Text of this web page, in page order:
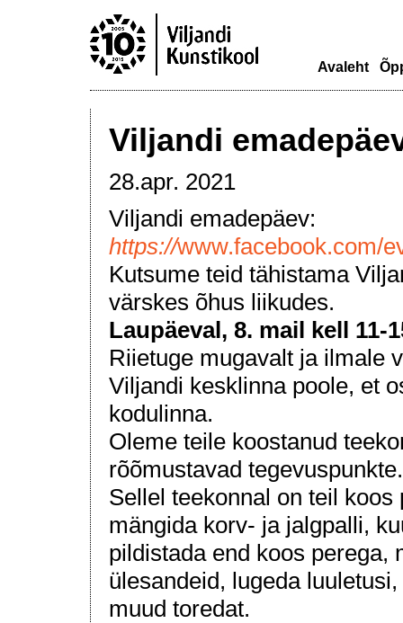
Avaleht
Viljandi
28.apr. 2021
Viljandi emadepäev:
https://www.facebook.com/
Kutsume teid tähistama
värskes õhus liikudes.
Laupäeval, 8. mail kell 11-
Riietuge mugavalt ja ilmale
Viljandi kesklinna poole, et
kodulinna.
Oleme teile koostanud
rõõmustavad tegevuspunkte.
Sellel teekonnal on teil
mängida korv- ja jalgpalli,
pildistada end koos perega,
ülesandeid, lugeda
muud toredat.